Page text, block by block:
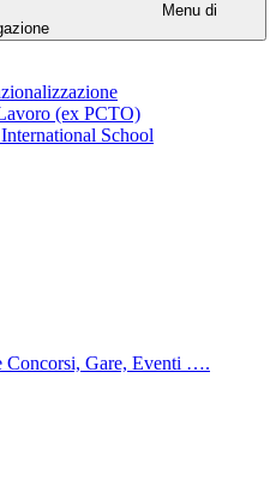
Menu di
(ex PCTO)
School
Concorsi, Gare, Eventi ….